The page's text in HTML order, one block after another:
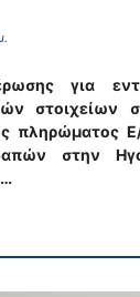
για
στοιχείων
πληρώματος
στην